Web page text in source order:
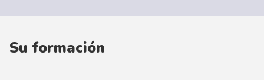
Su formación